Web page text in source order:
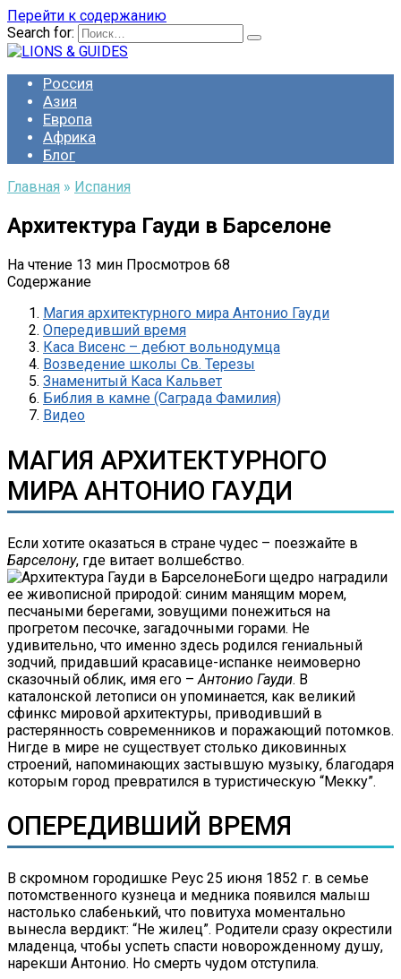
Перейти к содержанию
Search for:
Россия
Азия
Европа
Африка
Блог
Главная » Испания
Архитектура Гауди в Барселоне
На чтение 13 мин Просмотров 68
Содержание
Магия архитектурного мира Антонио Гауди
Опередивший время
Каса Висенс – дебют вольнодумца
Возведение школы Св. Терезы
Знаменитый Каса Кальвет
Библия в камне (Саграда Фамилия)
Видео
МАГИЯ АРХИТЕКТУРНОГО
МИРА АНТОНИО ГАУДИ
Если хотите оказаться в стране чудес – поезжайте в
Барселону, где витает волшебство.
Боги щедро наградили
ее живописной природой: синим манящим морем,
песчаными берегами, зовущими понежиться на
прогретом песочке, загадочными горами. Не
удивительно, что именно здесь родился гениальный
зодчий, придавший красавице-испанке неимоверно
сказочный облик, имя его – Антонио Гауди. В
каталонской летописи он упоминается, как великий
сфинкс мировой архитектуры, приводивший в
растерянность современников и поражающий потомков.
Нигде в мире не существует столько диковинных
строений, напоминающих застывшую музыку, благодаря
которым город превратился в туристическую “Мекку”.
ОПЕРЕДИВШИЙ ВРЕМЯ
В скромном городишке Реус 25 июня 1852 г. в семье
потомственного кузнеца и медника появился малыш
настолько слабенький, что повитуха моментально
вынесла вердикт: “Не жилец”. Родители сразу окрестили
младенца, чтобы успеть спасти новорожденному душу,
нарекши Антонио. Но смерть чудом отступила.